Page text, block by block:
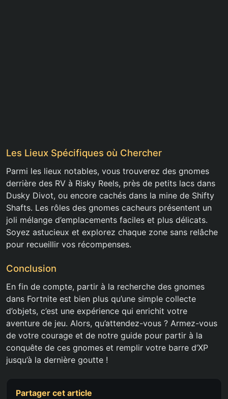
Les Lieux Spécifiques où Chercher
Parmi les lieux notables, vous trouverez des gnomes
derrière des RV à Risky Reels, près de petits lacs dans
Dusky Divot, ou encore cachés dans la mine de Shifty
Shafts. Les rôles des gnomes cacheurs présentent un
joli mélange d’emplacements faciles et plus délicats.
Soyez astucieux et explorez chaque zone sans relâche
pour recueillir vos récompenses.
Conclusion
En fin de compte, partir à la recherche des gnomes
dans Fortnite est bien plus qu’une simple collecte
d’objets, c’est une expérience qui enrichit votre
aventure de jeu. Alors, qu’attendez-vous ? Armez-vous
de votre courage et de notre guide pour partir à la
conquête de ces gnomes et remplir votre barre d’XP
jusqu’à la dernière goutte !
Partager cet article